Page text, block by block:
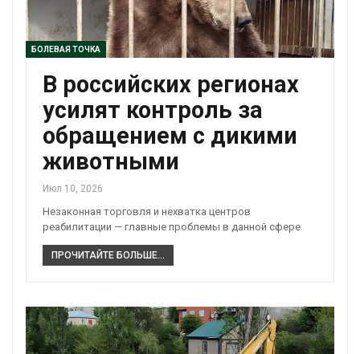
БОЛЕВАЯ ТОЧКА
В российских регионах
усилят контроль за
обращением с дикими
животными
Июл 10, 2026
Незаконная торговля и нехватка центров
реабилитации — главные проблемы в данной сфере
ПРОЧИТАЙТЕ БОЛЬШЕ...